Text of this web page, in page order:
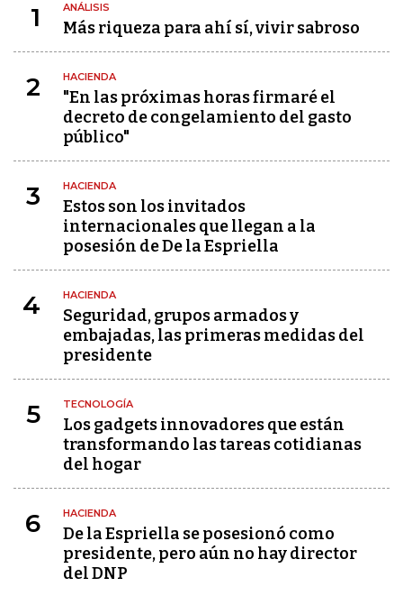
1 ANÁLISIS
Más riqueza para ahí sí, vivir sabroso
2 HACIENDA
"En las próximas horas firmaré el
decreto de congelamiento del gasto
público"
3 HACIENDA
Estos son los invitados
internacionales que llegan a la
posesión de De la Espriella
4 HACIENDA
Seguridad, grupos armados y
embajadas, las primeras medidas del
presidente
5 TECNOLOGÍA
Los gadgets innovadores que están
transformando las tareas cotidianas
del hogar
6 HACIENDA
De la Espriella se posesionó como
presidente, pero aún no hay director
del DNP